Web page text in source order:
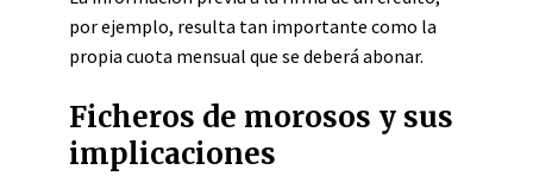
por ejemplo, resulta tan importante como la
propia cuota mensual que se deberá abonar.
Ficheros de morosos y sus
implicaciones